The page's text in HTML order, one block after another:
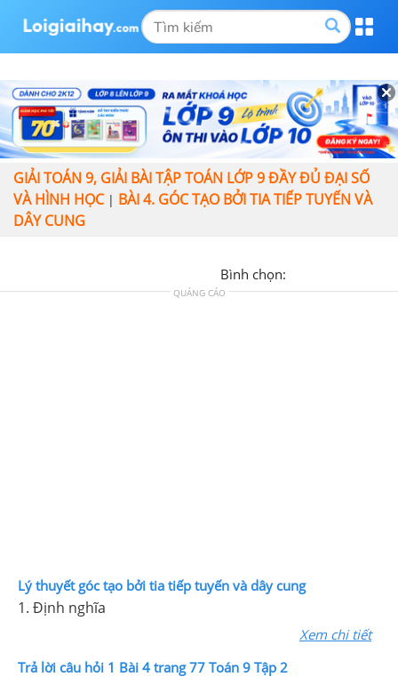
GIẢI TOÁN 9, GIẢI BÀI TẬP TOÁN LỚP 9 ĐẦY ĐỦ ĐẠI SỐ
VÀ HÌNH HỌC| BÀI 4. GÓC TẠO BỞI TIA TIẾP TUYẾN VÀ
DÂY CUNG
Bình chọn:
QUẢNG CÁO
Lý thuyết góc tạo bởi tia tiếp tuyến và dây cung
1. Định nghĩa
Xem chi tiết
Trả lời câu hỏi 1 Bài 4 trang 77 Toán 9 Tập 2